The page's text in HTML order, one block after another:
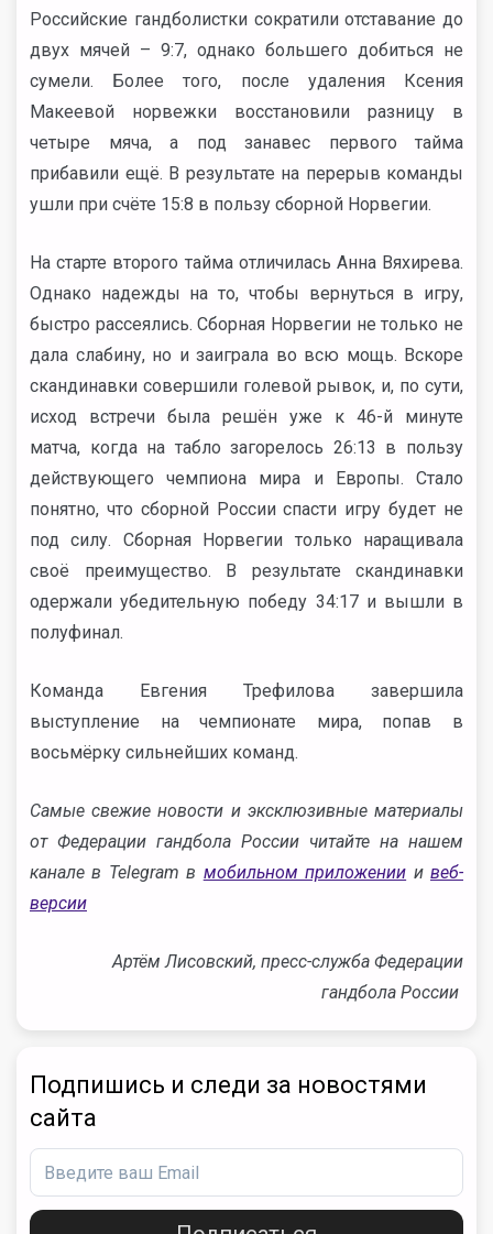
Российские гандболистки сократили отставание до
двух мячей – 9:7, однако большего добиться не
сумели. Более того, после удаления Ксения
Макеевой норвежки восстановили разницу в
четыре мяча, а под занавес первого тайма
прибавили ещё. В результате на перерыв команды
ушли при счёте 15:8 в пользу сборной Норвегии.
На старте второго тайма отличилась Анна Вяхирева.
Однако надежды на то, чтобы вернуться в игру,
быстро рассеялись. Сборная Норвегии не только не
дала слабину, но и заиграла во всю мощь. Вскоре
скандинавки совершили голевой рывок, и, по сути,
исход встречи была решён уже к 46-й минуте
матча, когда на табло загорелось 26:13 в пользу
действующего чемпиона мира и Европы. Стало
понятно, что сборной России спасти игру будет не
под силу. Сборная Норвегии только наращивала
своё преимущество. В результате скандинавки
одержали убедительную победу 34:17 и вышли в
полуфинал.
Команда Евгения Трефилова завершила
выступление на чемпионате мира, попав в
восьмёрку сильнейших команд.
Самые свежие новости и эксклюзивные материалы
от Федерации гандбола России читайте на нашем
канале в Telegram в мобильном приложении ивеб-
версии
Артём Лисовский, пресс-служба Федерации
гандбола России
Подпишись и следи за новостями
сайта